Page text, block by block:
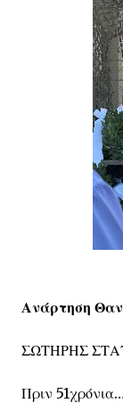
Ανάρτηση
ΣΩΤΗΡΗΣ
Πριν 51χρόνια…